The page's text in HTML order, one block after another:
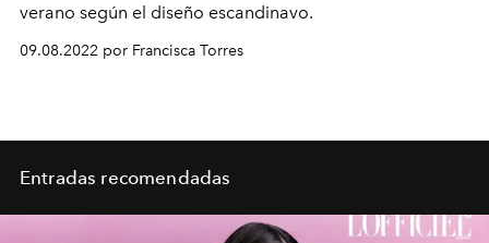
verano según el diseño escandinavo.
09.08.2022 por Francisca Torres
Entradas recomendadas